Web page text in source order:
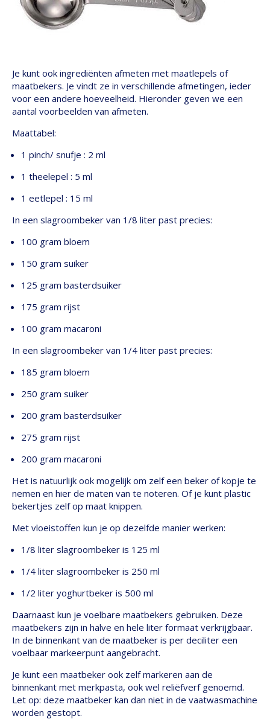
Je kunt ook ingrediënten afmeten met maatlepels of
maatbekers. Je vindt ze in verschillende afmetingen, ieder
voor een andere hoeveelheid. Hieronder geven we een
aantal voorbeelden van afmeten.
Maattabel:
1 pinch/ snufje : 2 ml
1 theelepel : 5 ml
1 eetlepel : 15 ml
In een slagroombeker van 1/8 liter past precies:
100 gram bloem
150 gram suiker
125 gram basterdsuiker
175 gram rijst
100 gram macaroni
In een slagroombeker van 1/4 liter past precies:
185 gram bloem
250 gram suiker
200 gram basterdsuiker
275 gram rijst
200 gram macaroni
Het is natuurlijk ook mogelijk om zelf een beker of kopje te
nemen en hier de maten van te noteren. Of je kunt plastic
bekertjes zelf op maat knippen.
Met vloeistoffen kun je op dezelfde manier werken:
1/8 liter slagroombeker is 125 ml
1/4 liter slagroombeker is 250 ml
1/2 liter yoghurtbeker is 500 ml
Daarnaast kun je voelbare maatbekers gebruiken. Deze
maatbekers zijn in halve en hele liter formaat verkrijgbaar.
In de binnenkant van de maatbeker is per deciliter een
voelbaar markeerpunt aangebracht.
Je kunt een maatbeker ook zelf markeren aan de
binnenkant met merkpasta, ook wel reliëfverf genoemd.
Let op: deze maatbeker kan dan niet in de vaatwasmachine
worden gestopt.